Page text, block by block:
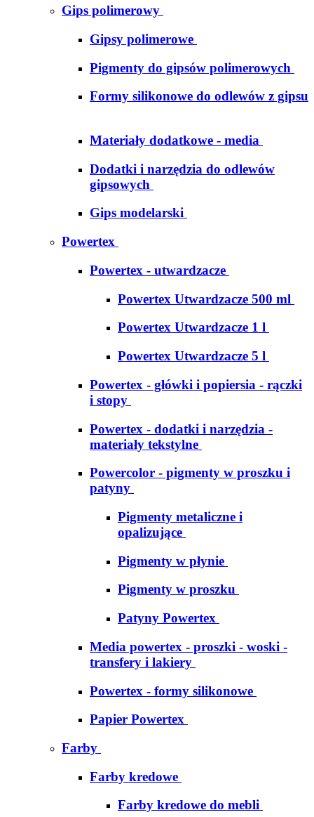
Gips polimerowy
Gipsy polimerowe
Pigmenty do gipsów polimerowych
Formy silikonowe do odlewów z gipsu
Materiały dodatkowe - media
Dodatki i narzędzia do odlewów
gipsowych
Gips modelarski
Powertex
Powertex - utwardzacze
Powertex Utwardzacze 500 ml
Powertex Utwardzacze 1 l
Powertex Utwardzacze 5 l
Powertex - główki i popiersia - rączki
i stopy
Powertex - dodatki i narzędzia -
materiały tekstylne
Powercolor - pigmenty w proszku i
patyny
Pigmenty metaliczne i
opalizujące
Pigmenty w płynie
Pigmenty w proszku
Patyny Powertex
Media powertex - proszki - woski -
transfery i lakiery
Powertex - formy silikonowe
Papier Powertex
Farby
Farby kredowe
Farby kredowe do mebli